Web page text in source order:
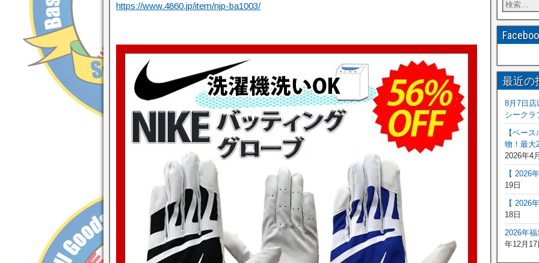
https://www.4860.jp/item/njp-ba1003/
最近の
8月7日店
シークラ
【ベー
物！最大
2026年4
【 2026
19日
【 2026
18日
2026年
年12月17